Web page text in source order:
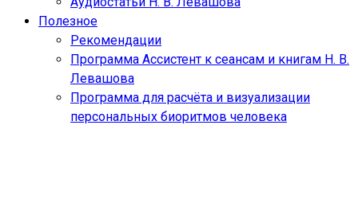
Полезное
Рекомендации
Программа Ассистент к сеансам и книгам Н. В.
Левашова
Программа для расчёта и визуализации
персональных биоритмов человека